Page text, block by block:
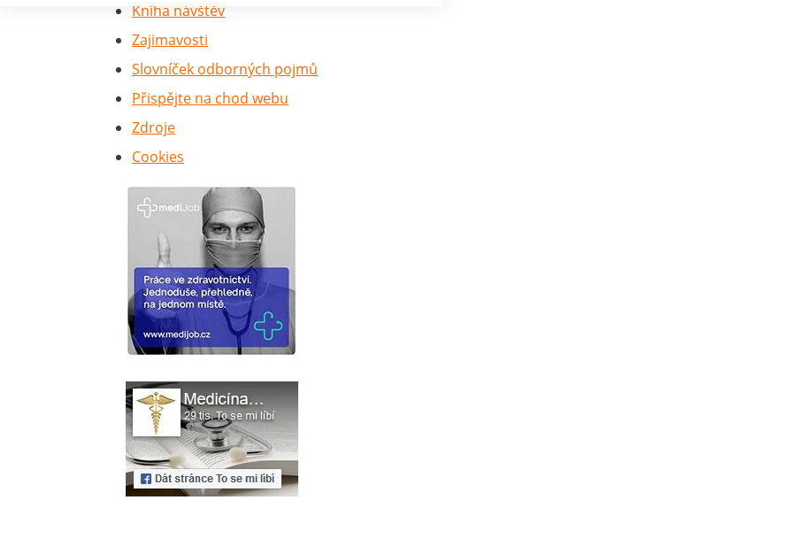
Kniha návštěv
Zajimavosti
Slovníček odborných pojmů
Přispějte na chod webu
Zdroje
Cookies